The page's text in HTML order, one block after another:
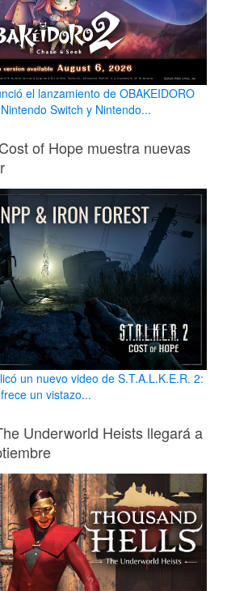
el lanzamiento de OBAKEIDORO
Switch y Nintendo...
of Hope muestra nuevas
un nuevo video de S.T.A.L.K.E.R. 2:
un vistazo...
Underworld Heists llegará a